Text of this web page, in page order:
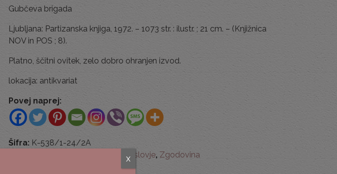
Gubčeva brigada
Ljubljana: Partizanska knjiga, 1972. – 1073 str. : ilustr. ; 21 cm. – (Knjižnica
NOV in POS ; 8).
Platno, ščitni ovitek, zelo dobro ohranjen izvod.
lokacija: antikvariat
Povej naprej:
Šifra: K-538/1-24/2A
Humanistika in družboslovje, Zgodovina
x